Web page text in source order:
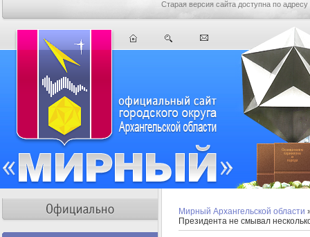
Старая версия сайта доступна по адресу
Мирный Архангельской области
Президента не смывал